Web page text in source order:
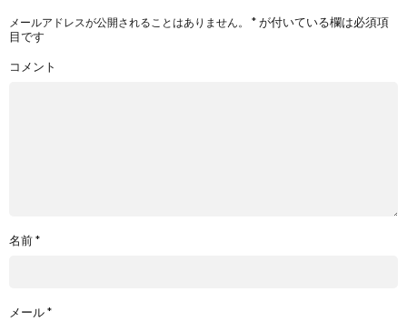
メールアドレスが公開されることはありません。 *が付いている欄は必須項
目です
コメント
名前*
メール*